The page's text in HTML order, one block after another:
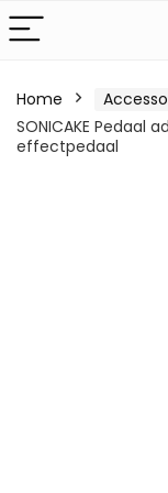
Home
SONICAKE Pedaal
effectpedaal